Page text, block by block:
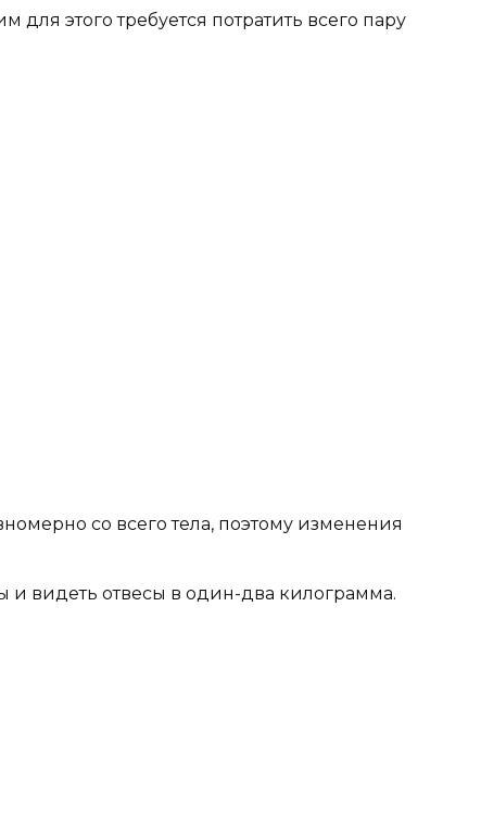
этого требуется потратить всего пару
со всего тела, поэтому изменения
и видеть отвесы в один-два килограмма.